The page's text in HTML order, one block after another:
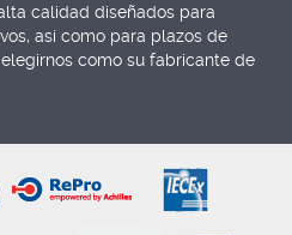
calidad diseñados para
así como para plazos de
como su fabricante de